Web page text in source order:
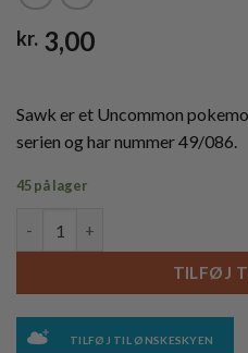
kr. 3,00
Sawk er et Uncommon
serien og har nummer 49/086.
45 på lager
TILFØJ
TILFØJ TIL ØNSKESKYEN